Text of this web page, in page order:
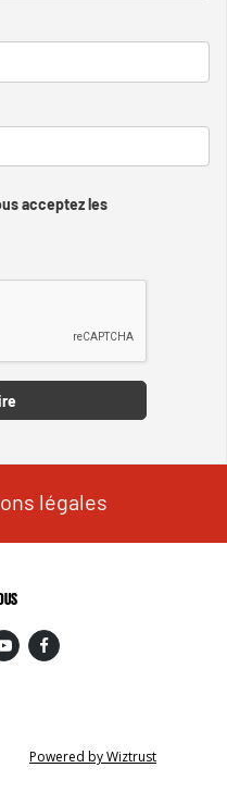
acceptez les
légales
Powered by Wiztrust